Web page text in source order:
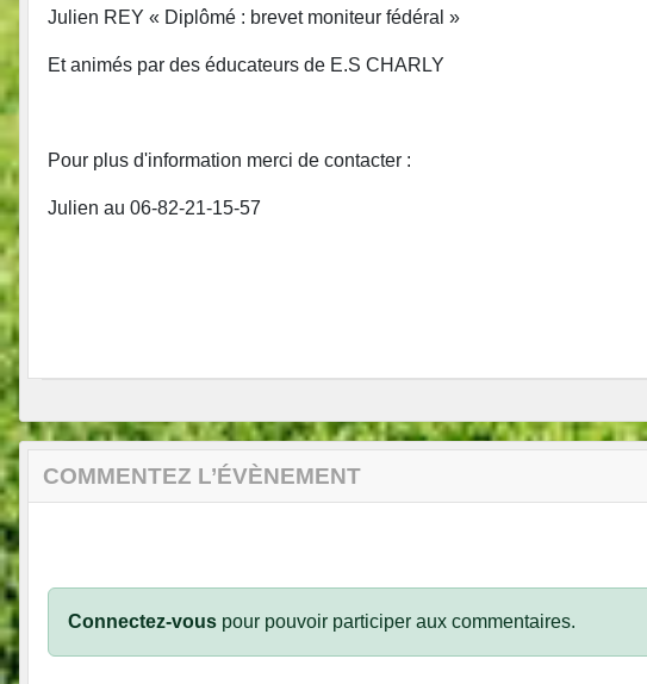
Julien REY « Diplômé : brevet moniteur fédéral »
Et animés par des éducateurs de E.S CHARLY
Pour plus d'information merci de contacter :
Julien au 06-82-21-15-57
COMMENTEZ L’ÉVÈNEMENT
Connectez-vous pour pouvoir participer aux commentaires.